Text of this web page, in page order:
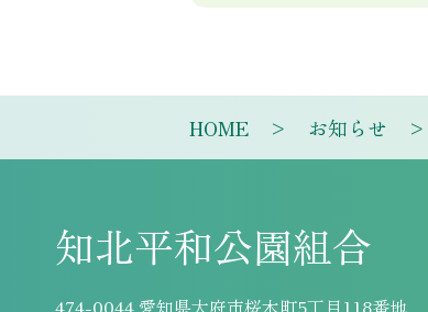
HOME お知らせ
知北平和公園組合
474-0044 愛知県大府市桜木町5丁目118番地